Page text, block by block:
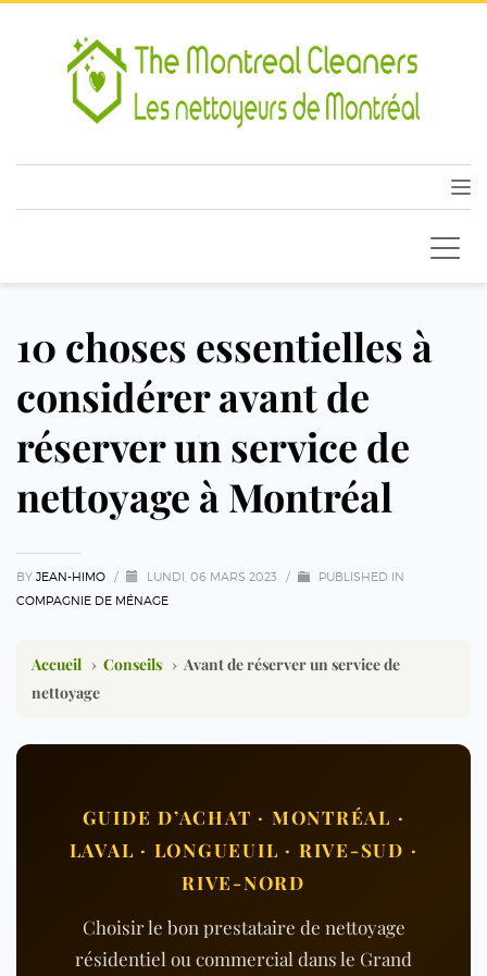
10 choses essentielles à
considérer avant de
réserver un service de
nettoyage à Montréal
BY JEAN-HIMO / LUNDI, 06 MARS 2023 /
PUBLISHED IN
COMPAGNIE DE MÉNAGE
Accueil › Conseils › Avant de réserver un service de
nettoyage
GUIDE D’ACHAT · MONTRÉAL ·
LAVAL · LONGUEUIL · RIVE-SUD ·
RIVE-NORD
Choisir le bon prestataire de nettoyage
résidentiel ou commercial dans le Grand